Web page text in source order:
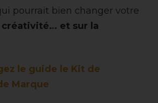
pourrait bien changer votre
créativité… et sur la
le guide le Kit de
Marque